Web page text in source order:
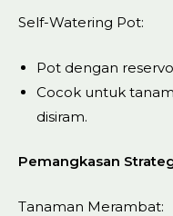
Self-Watering Pot:
Pot dengan
Cocok untuk
disiram.
Pemangkasan
Tanaman Merambat: